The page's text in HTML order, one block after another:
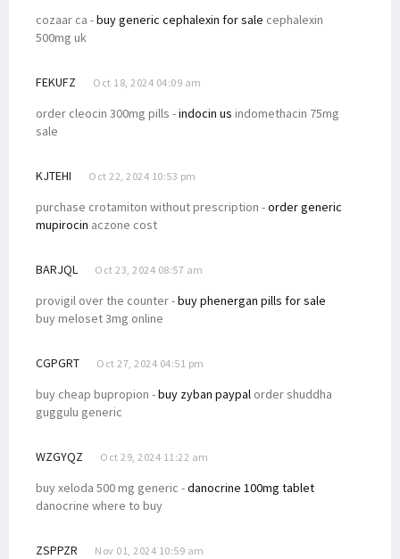
cozaar ca -buy generic cephalexin for sale cephalexin
500mg uk
FEKUFZ Oct 18, 2024 04:09 am
order cleocin 300mg pills -indocin us indomethacin 75mg
sale
KJTEHI Oct 22, 2024 10:53 pm
purchase crotamiton without prescription -order generic
mupirocin aczone cost
BARJQL Oct 23, 2024 08:57 am
provigil over the counter -buy phenergan pills for sale
buy meloset 3mg online
CGPGRT Oct 27, 2024 04:51 pm
buy cheap bupropion -buy zyban paypal order shuddha
guggulu generic
WZGYQZ Oct 29, 2024 11:22 am
buy xeloda 500 mg generic -danocrine 100mg tablet
danocrine where to buy
ZSPPZR Nov 01, 2024 10:59 am